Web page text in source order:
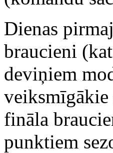
Dienas
braucieni
deviņiem
veiksmīgākie
fināla
punktiem